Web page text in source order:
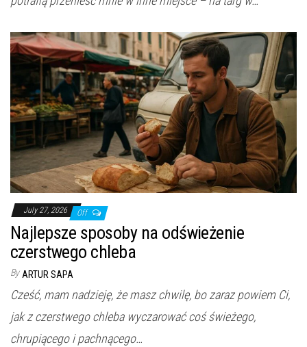
July 27, 2026 Off
Najlepsze sposoby na odświeżenie
czerstwego chleba
By ARTUR SAPA
Cześć, mam nadzieję, że masz chwilę, bo zaraz powiem Ci,
jak z czerstwego chleba wyczarować coś świeżego,
chrupiącego i pachnącego…